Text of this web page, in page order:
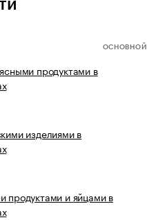
ОСНОВНОЙ
продуктами в
изделиями в
продуктами и яйцами в